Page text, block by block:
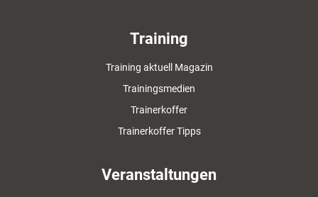
Training
Training aktuell Magazin
Trainingsmedien
Trainerkoffer
Trainerkoffer Tipps
Veranstaltungen